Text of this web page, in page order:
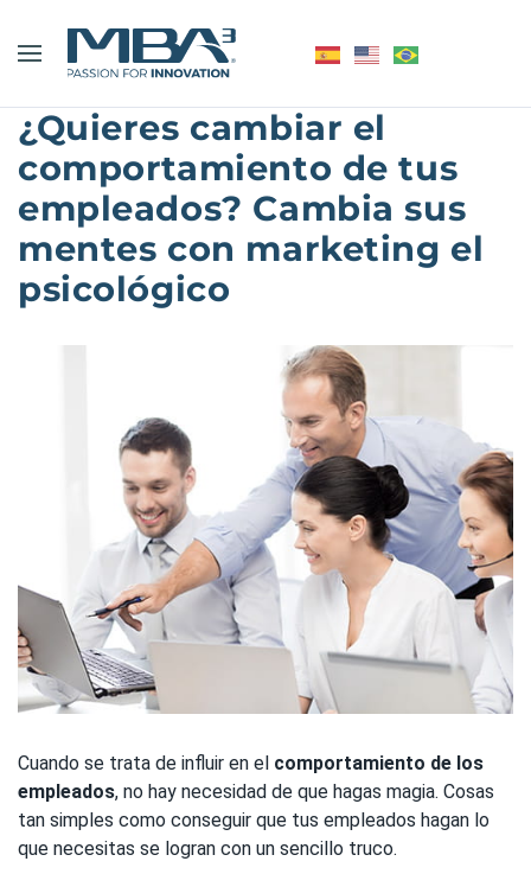
¿Quieres cambiar el
comportamiento de tus
empleados? Cambia sus
mentes con marketing el
psicológico
Cuando se trata de influir en el comportamiento de los
empleados, no hay necesidad de que hagas magia. Cosas
tan simples como conseguir que tus empleados hagan lo
que necesitas se logran con un sencillo truco.